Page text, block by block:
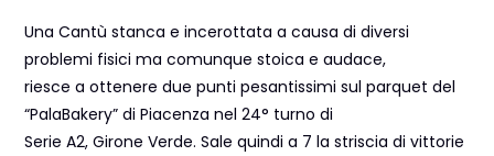
Una Cantù stanca e incerottata a causa di diversi
problemi fisici ma comunque stoica e audace,
riesce a ottenere due punti pesantissimi sul parquet del
“PalaBakery” di Piacenza nel 24° turno di
Serie A2, Girone Verde. Sale quindi a 7 la striscia di vittorie